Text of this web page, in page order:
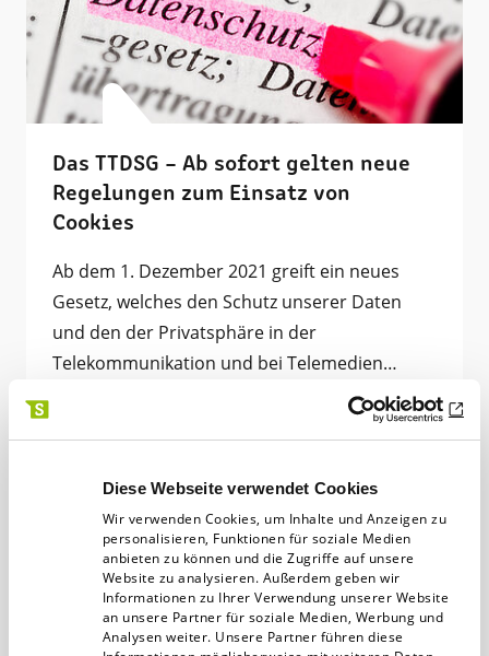
Diese Webseite verwendet Cookies
Wir verwenden Cookies, um Inhalte und Anzeigen zu
personalisieren, Funktionen für soziale Medien
anbieten zu können und die Zugriffe auf unsere
Website zu analysieren. Außerdem geben wir
Informationen zu Ihrer Verwendung unserer Website
an unsere Partner für soziale Medien, Werbung und
Analysen weiter. Unsere Partner führen diese
Das TTDSG – Ab sofort gelten neue
Regelungen zum Einsatz von
Cookies
Ab dem 1. Dezember 2021 greift ein neues
Gesetz, welches den Schutz unserer Daten
und den der Privatsphäre in der
Telekommunikation und bei Telemedien…
Nachrichten nach Jahr filtern
2026